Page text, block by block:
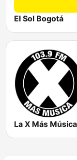
El Sol Bogotá